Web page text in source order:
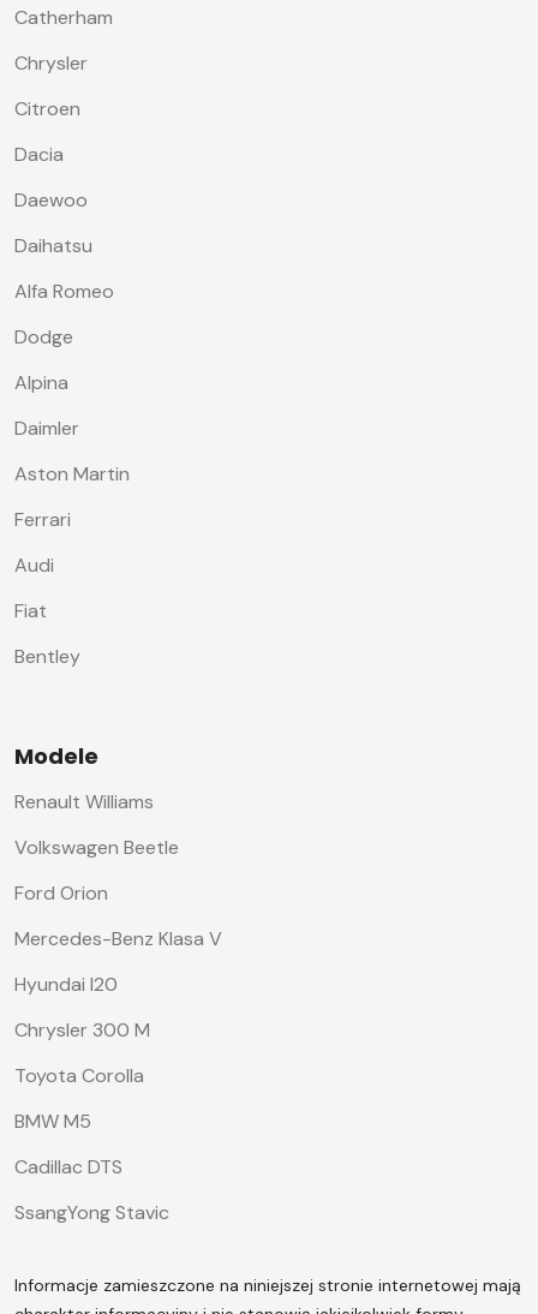
Catherham
Chrysler
Citroen
Dacia
Daewoo
Daihatsu
Alfa Romeo
Dodge
Alpina
Daimler
Aston Martin
Ferrari
Audi
Fiat
Bentley
Modele
Renault Williams
Volkswagen Beetle
Ford Orion
Mercedes-Benz Klasa V
Hyundai I20
Chrysler 300 M
Toyota Corolla
BMW M5
Cadillac DTS
SsangYong Stavic
Informacje zamieszczone na niniejszej stronie internetowej mają